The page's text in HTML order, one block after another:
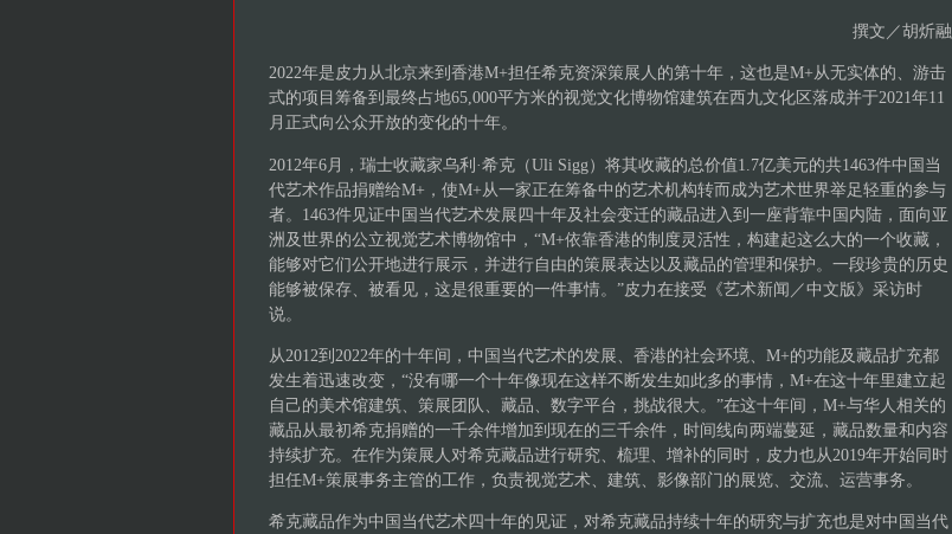
撰文／胡炘融
2022年是皮力从北京来到香港M+担任希克资深策展人的第十年，这也是M+从无实体的、游击
式的项目筹备到最终占地65,000平方米的视觉文化博物馆建筑在西九文化区落成并于2021年11
月正式向公众开放的变化的十年。
2012年6月，瑞士收藏家乌利·希克（Uli Sigg）将其收藏的总价值1.7亿美元的共1463件中国当
代艺术作品捐赠给M+，使M+从一家正在筹备中的艺术机构转而成为艺术世界举足轻重的参与
者。1463件见证中国当代艺术发展四十年及社会变迁的藏品进入到一座背靠中国内陆，面向亚
洲及世界的公立视觉艺术博物馆中，“M+依靠香港的制度灵活性，构建起这么大的一个收藏，
能够对它们公开地进行展示，并进行自由的策展表达以及藏品的管理和保护。一段珍贵的历史
能够被保存、被看见，这是很重要的一件事情。”皮力在接受《艺术新闻／中文版》采访时
说。
从2012到2022年的十年间，中国当代艺术的发展、香港的社会环境、M+的功能及藏品扩充都
发生着迅速改变，“没有哪一个十年像现在这样不断发生如此多的事情，M+在这十年里建立起
自己的美术馆建筑、策展团队、藏品、数字平台，挑战很大。”在这十年间，M+与华人相关的
藏品从最初希克捐赠的一千余件增加到现在的三千余件，时间线向两端蔓延，藏品数量和内容
持续扩充。在作为策展人对希克藏品进行研究、梳理、增补的同时，皮力也从2019年开始同时
担任M+策展事务主管的工作，负责视觉艺术、建筑、影像部门的展览、交流、运营事务。
希克藏品作为中国当代艺术四十年的见证，对希克藏品持续十年的研究与扩充也是对中国当代